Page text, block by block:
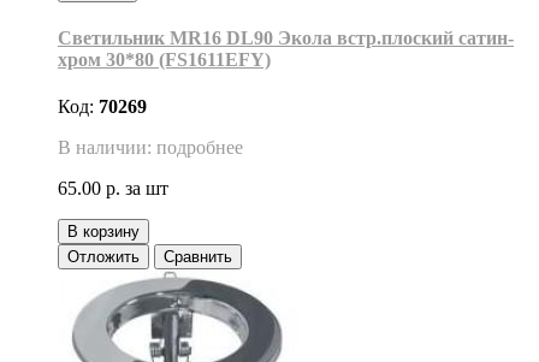
Светильник MR16 DL90 Экола встр.плоский сатин-
хром 30*80 (FS1611EFY)
Код: 70269
В наличии: подробнее
65.00 р. за шт
В корзину
Отложить
Сравнить